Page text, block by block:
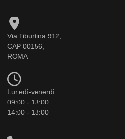
Via Tiburtina 912,
CAP 00156,
ROMA
Lunedì-venerdì
09:00 - 13:00
14:00 - 18:00